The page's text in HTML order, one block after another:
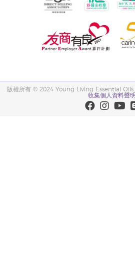
版權所有 © 2024 Young Living Essential Oils.
收集個人資料聲明